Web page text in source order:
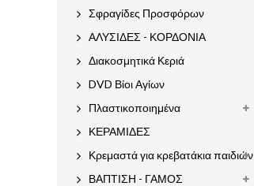
Σφραγίδες Προσφόρων
ΑΛΥΣΙΔΕΣ - ΚΟΡΔΟΝΙΑ
Διακοσμητικά Κεριά
DVD Βίοι Αγίων
Πλαστικοποιημένα
ΚΕΡΑΜΙΔΕΣ
Κρεμαστά για κρεβατάκια παιδιών
ΒΑΠΤΙΣΗ - ΓΑΜΟΣ